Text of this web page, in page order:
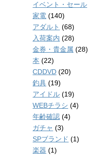
イベント・セール
家電 (140)
アダルト (68)
入荷案内 (28)
金券・貴金属 (28)
本 (22)
CDDVD (20)
釣具 (19)
アイドル (19)
WEBチラシ (4)
年齢確認 (4)
ガチャ (3)
SPブランド (1)
楽器 (1)